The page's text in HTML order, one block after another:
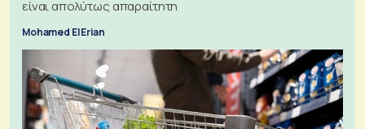
είναι απολύτως απαραίτητη
Mohamed El Erian